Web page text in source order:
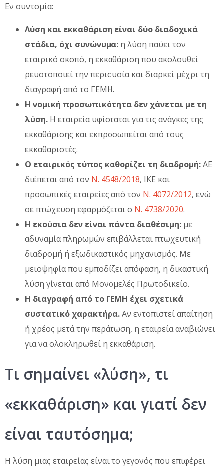
Εν συντομία:
Λύση και εκκαθάριση είναι δύο διαδοχικά
στάδια, όχι συνώνυμα: η λύση παύει τον
εταιρικό σκοπό, η εκκαθάριση που ακολουθεί
ρευστοποιεί την περιουσία και διαρκεί μέχρι τη
διαγραφή από το ΓΕΜΗ.
Η νομική προσωπικότητα δεν χάνεται με τη
λύση. Η εταιρεία υφίσταται για τις ανάγκες της
εκκαθάρισης και εκπροσωπείται από τους
εκκαθαριστές.
Ο εταιρικός τύπος καθορίζει τη διαδρομή:ΑΕ
διέπεται από τον Ν. 4548/2018, ΙΚΕ και
προσωπικές εταιρείες από τον Ν. 4072/2012, ενώ
σε πτώχευση εφαρμόζεται ο Ν. 4738/2020.
Η εκούσια δεν είναι πάντα διαθέσιμη: με
αδυναμία πληρωμών επιβάλλεται πτωχευτική
διαδρομή ή εξωδικαστικός μηχανισμός. Με
μειοψηφία που εμποδίζει απόφαση, η δικαστική
λύση γίνεται από Μονομελές Πρωτοδικείο.
Η διαγραφή από το ΓΕΜΗ έχει σχετικά
συστατικό χαρακτήρα.Αν εντοπιστεί απαίτηση
ή χρέος μετά την περάτωση, η εταιρεία αναβιώνει
για να ολοκληρωθεί η εκκαθάριση.
Τι σημαίνει «λύση», τι
«εκκαθάριση» και γιατί δεν
είναι ταυτόσημα;
Η λύση μιας εταιρείας είναι το γεγονός που επιφέρει